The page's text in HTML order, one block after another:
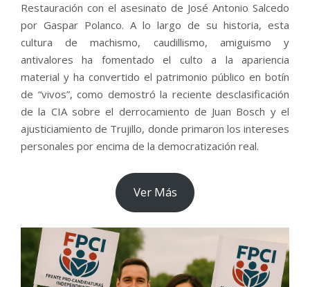
Restauración con el asesinato de José Antonio Salcedo
por Gaspar Polanco. A lo largo de su historia, esta
cultura de machismo, caudillismo, amiguismo y
antivalores ha fomentado el culto a la apariencia
material y ha convertido el patrimonio público en botín
de “vivos”, como demostró la reciente desclasificación
de la CIA sobre el derrocamiento de Juan Bosch y el
ajusticiamiento de Trujillo, donde primaron los intereses
personales por encima de la democratización real.
Ver Más